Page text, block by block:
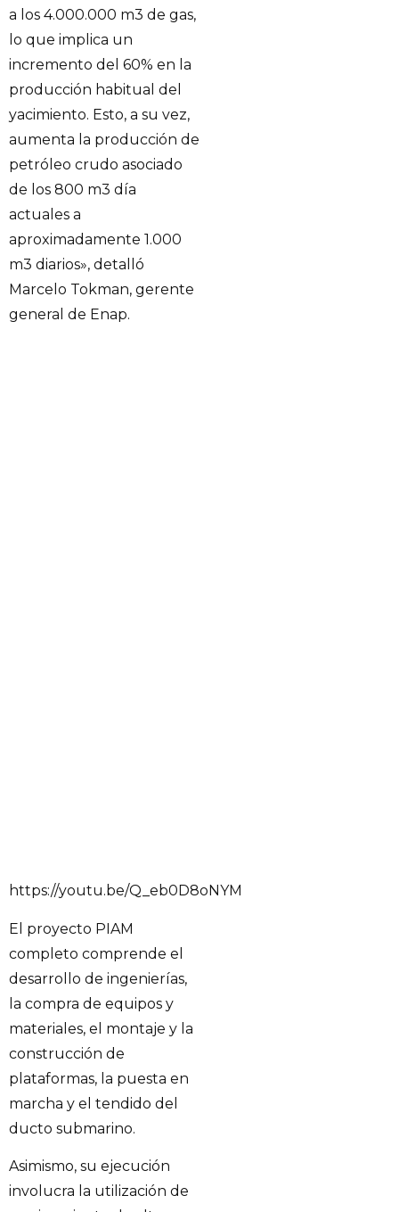
a los 4.000.000 m3 de gas,
lo que implica un
incremento del 60% en la
producción habitual del
yacimiento. Esto, a su vez,
aumenta la producción de
petróleo crudo asociado
de los 800 m3 día
actuales a
aproximadamente 1.000
m3 diarios», detalló
Marcelo Tokman, gerente
general de Enap.
https://youtu.be/Q_eb0D8oNYM
El proyecto PIAM
completo comprende el
desarrollo de ingenierías,
la compra de equipos y
materiales, el montaje y la
construcción de
plataformas, la puesta en
marcha y el tendido del
ducto submarino.
Asimismo, su ejecución
involucra la utilización de